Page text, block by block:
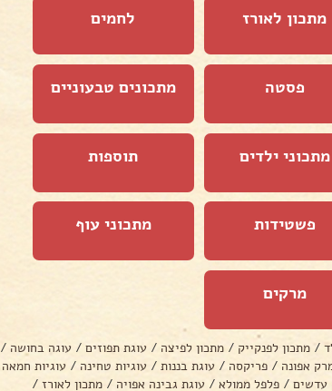
מתכון לאורז לחמים
פסטה מתכונים טבעוניים
מתכוני ילדים תוספות
פשטידות מתכוני עוף
מרקים
/ מתכון לפנקייק / מתכון לפיצה / עוגת תפוזים / עוגה בחושה /
אפונה / פריקסה / עוגת בננות / עוגיות טחינה / עוגיות חמאה
עדשים / פלפל ממולא / עוגת גבינה אפויה / מתכון לאורז /